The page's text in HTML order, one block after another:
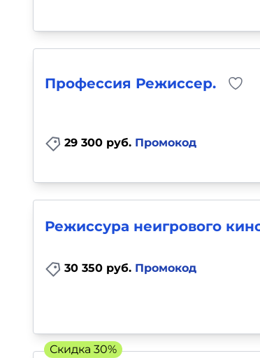
Профессия Режиссер.
29 300 руб. Промокод
Режиссура неигрового
30 350 руб. Промокод
Скидка 30%